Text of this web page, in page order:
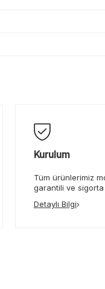
Kurulum
Tüm ürünlerimiz
garantili ve sigorta
Detaylı Bilgi